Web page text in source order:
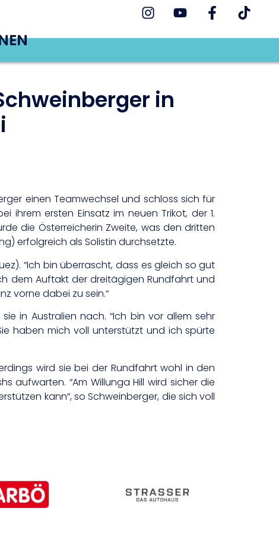
in
einen Teamwechsel und schloss sich für
ihrem ersten Einsatz im neuen Trikot, der 1.
die Österreicherin Zweite, was den dritten
erfolgreich als Solistin durchsetzte.
“Ich bin überrascht, dass es gleich so gut
dem Auftakt der dreitägigen Rundfahrt und
vorne dabei zu sein.“
in Australien nach. “Ich bin vor allem sehr
haben mich voll unterstützt und ich spürte
wird sie bei der Rundfahrt wohl in den
aufwarten. “Am Willunga Hill wird sicher die
kann“, so Schweinberger, die sich voll